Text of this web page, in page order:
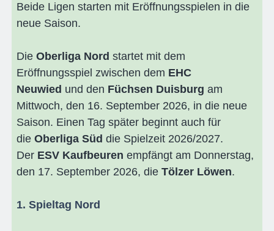
Beide Ligen starten mit Eröffnungsspielen in die
neue Saison.
Die Oberliga Nord startet mit dem
Eröffnungsspiel zwischen dem EHC
Neuwied und den Füchsen Duisburg am
Mittwoch, den 16. September 2026, in die neue
Saison. Einen Tag später beginnt auch für
die Oberliga Süd die Spielzeit 2026/2027.
Der ESV Kaufbeuren empfängt am Donnerstag,
den 17. September 2026, die Tölzer Löwen.
1. Spieltag Nord